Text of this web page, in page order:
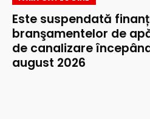
Este suspendată
branşamentelor de
de canalizare
august 2026